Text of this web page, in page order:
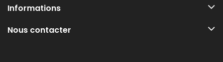
Informations
Nous contacter